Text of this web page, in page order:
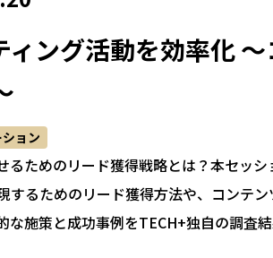
ィング活動を効率化
ョン
るためのリード獲得戦略とは？本セッ
するためのリード獲得方法や、コンテ
施策と成功事例をTECH+独自の調査結